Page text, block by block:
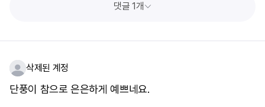
댓글 1개
삭제된 계정
단풍이 참으로 은은하게 예쁘네요.